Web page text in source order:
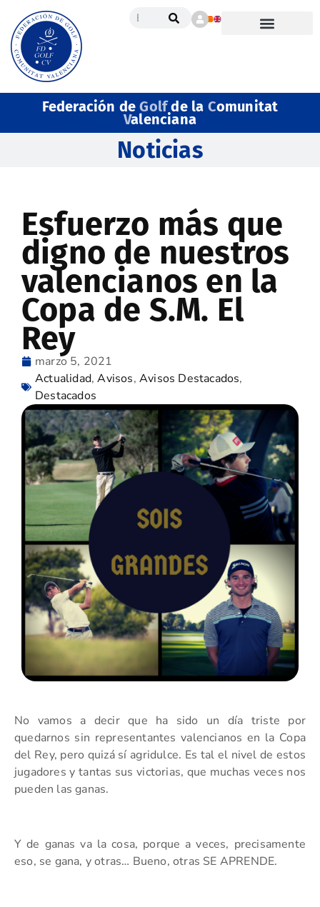
Federación deGolfde la Comunitat
Valenciana
Noticias
Esfuerzo más que
digno de nuestros
valencianos en la
Copa de S.M. El
Rey
marzo 5, 2021
Actualidad,Avisos,Avisos Destacados,
Destacados
No vamos a decir que ha sido un día triste por
quedarnos sin representantes valencianos en la Copa
del Rey, pero quizá sí agridulce. Es tal el nivel de estos
jugadores y tantas sus victorias, que muchas veces nos
pueden las ganas.
Y de ganas va la cosa, porque a veces, precisamente
eso, se gana, y otras… Bueno, otras SE APRENDE.